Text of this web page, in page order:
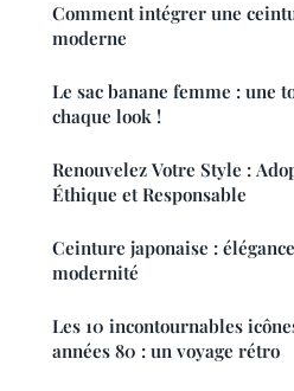
Comment intégrer une
moderne
Le sac banane femme : une
chaque look !
Renouvelez Votre Style :
Éthique et Responsable
Ceinture japonaise :
modernité
Les 10 incontournables
années 80 : un voyage rétro